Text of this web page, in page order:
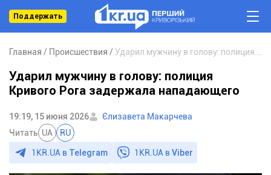
Поддержать
Главная Происшествия
Ударил мужчину в голову: полиция
Кривого Рога задержала нападающего
19:19, 15 июня 2026
Єлизавета Макарчева
Читать UA RU
1KR.UA в Telegram 1KR.UA вViber